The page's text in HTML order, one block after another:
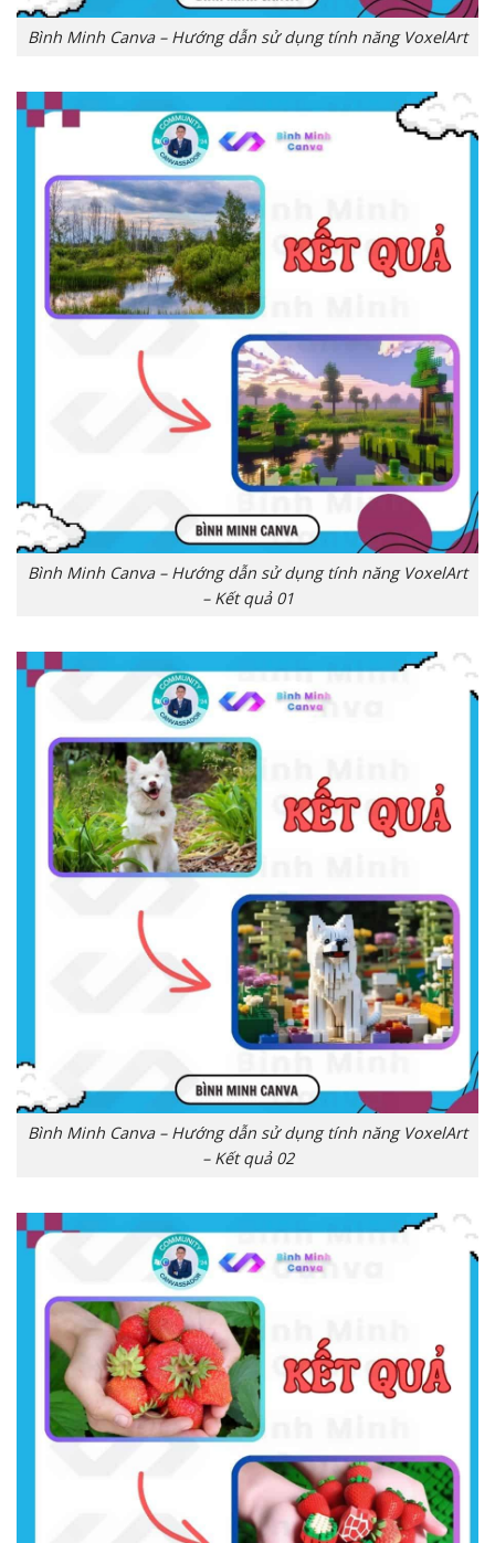
Bình Minh Canva – Hướng dẫn sử dụng tính năng VoxelArt
Bình Minh Canva – Hướng dẫn sử dụng tính năng VoxelArt
– Kết quả 01
Bình Minh Canva – Hướng dẫn sử dụng tính năng VoxelArt
– Kết quả 02